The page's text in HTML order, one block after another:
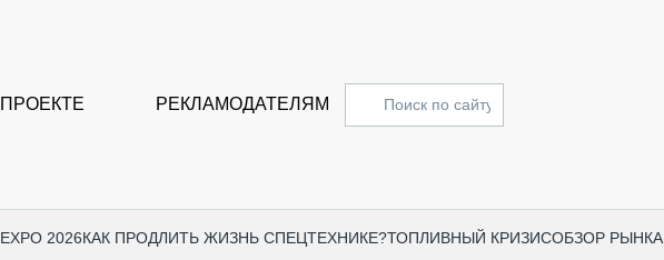
РЕКЛАМОДАТЕЛЯМ
2026КАК ПРОДЛИТЬ ЖИЗНЬ СПЕЦТЕХНИКЕ?ТОПЛИВНЫЙ КРИЗИСОБЗОР РЫНКА